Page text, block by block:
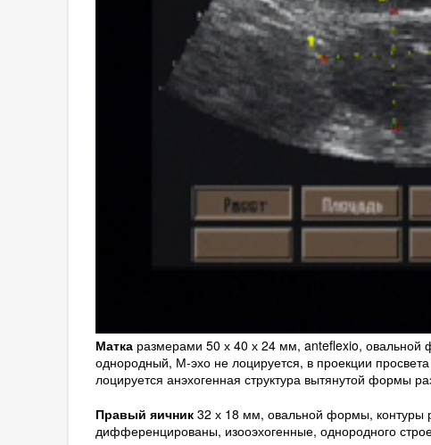
Матка размерами 50 х 40 х 24 мм, anteflexio,
однородный, М-эхо не лоцируется, в проекции
лоцируется анэхогенная структура вытянутой формы
Правый яичник 32 х 18 мм, овальной формы, контуры
дифференцированы, изооэхогенные, однородного